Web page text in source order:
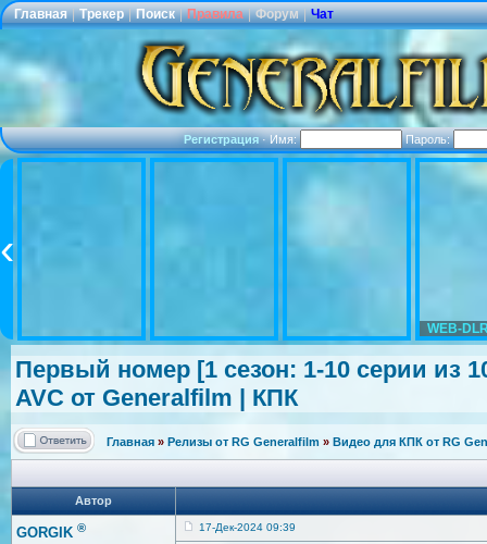
Главная | Трекер | Поиск | Правила | Форум | Чат
Регистрация·Имя: Пароль:
WEB-
Первый номер [1 сезон: 1-10 серии из
AVC от Generalfilm | КПК
Главная » Релизы от RG Generalfilm » Видео для КПК от RG
Автор
GORGIK ® 17-Дек-2024 09:39